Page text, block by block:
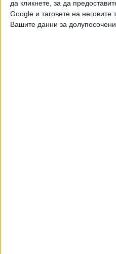
да кликнете, за да
Google и таговете на неговите
Вашите данни за
НАЙ-ЧЕТЕНИ